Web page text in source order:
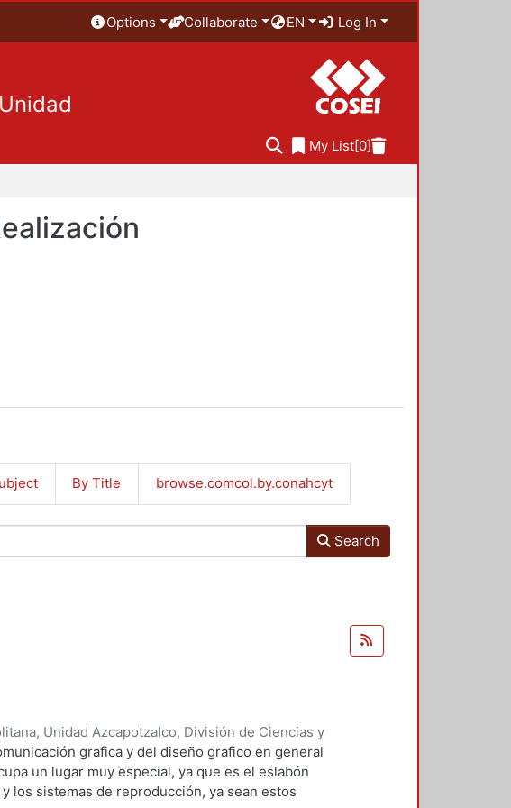
Options Collaborate EN Log In
My List[0]
By Title browse.comcol.by.conahcyt
Search
Unidad Azcapotzalco, División de Ciencias y
de Procesos y Técnicas de Realización,1992)
grafica y del diseño grafico en general
un lugar muy especial, ya que es el eslabón
los sistemas de reproducción, ya sean estos